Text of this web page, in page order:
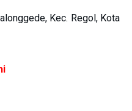
Kec. Regol, Kota